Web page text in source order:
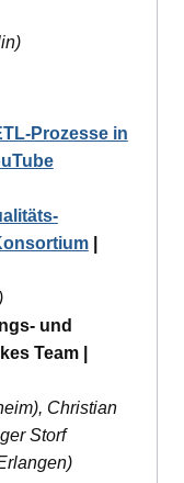
Prozesse in
|
und
Team |
Christian
Storf